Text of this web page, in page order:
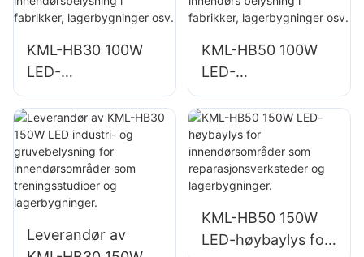
store
i fabrikker,
KML-HB30 100W
LED-
høybaylysleverand
ør for
innendørsbelysning
i fabrikker,
lagerbygninger osv.
KML-HB50 100W
LED-
høybaylysleverand
ør for innendørs
belysning i
fabrikker,
lagerbygninger osv.
Leverandør av
KML-HB50 150W
LED-høybaylys for